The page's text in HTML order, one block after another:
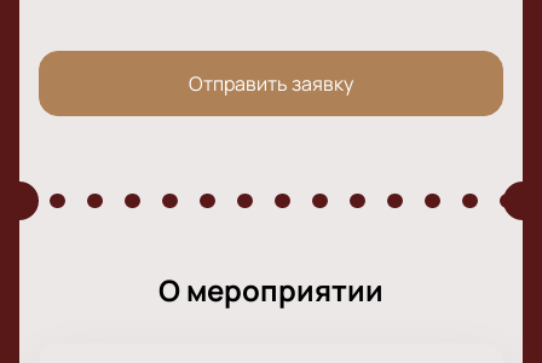
Отправить заявку
О мероприятии